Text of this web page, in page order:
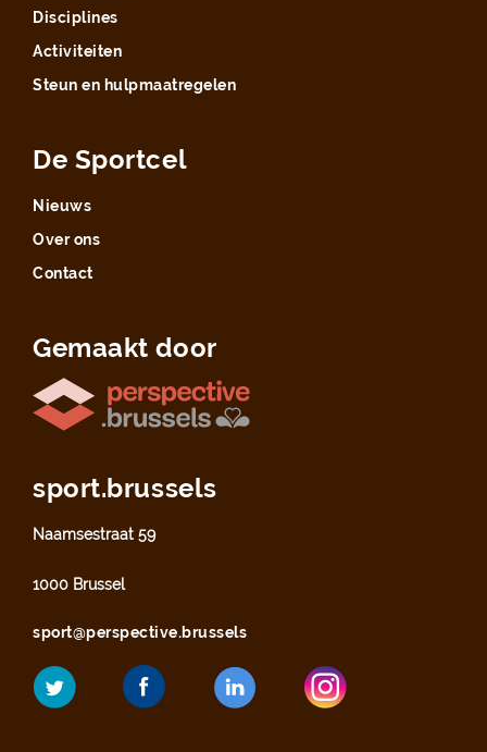
Disciplines
Activiteiten
Steun en hulpmaatregelen
De Sportcel
Nieuws
Over ons
Contact
Gemaakt door
sport.brussels
Naamsestraat 59
1000 Brussel
sport@perspective.brussels